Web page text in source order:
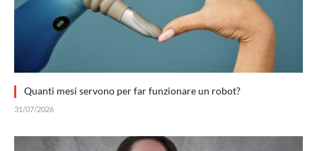
Quanti mesi servono per far funzionare un robot?
31/07/2026